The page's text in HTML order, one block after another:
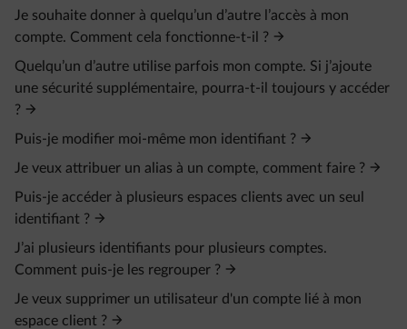
Je souhaite donner à quelqu’un d’autre l’accès à mon
compte. Comment cela fonctionne-t-il ?
Quelqu’un d’autre utilise parfois mon compte. Si j’ajoute
une sécurité supplémentaire, pourra-t-il toujours y accéder
?
Puis-je modifier moi-même mon identifiant ?
Je veux attribuer un alias à un compte, comment faire ?
Puis-je accéder à plusieurs espaces clients avec un seul
identifiant ?
J’ai plusieurs identifiants pour plusieurs comptes.
Comment puis-je les regrouper ?
Je veux supprimer un utilisateur d'un compte lié à mon
espace client ?